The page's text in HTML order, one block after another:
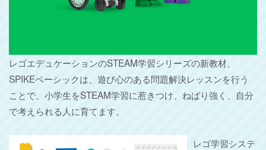
レゴエデュケーションのSTEAM学習シリーズの新教材、
SPIKEベーシックは、遊び心のある問題解決レッスンを行う
ことで、小学生をSTEAM学習に惹きつけ、ねばり強く、自分
で考えられる人に育てます。
レゴ学習システ